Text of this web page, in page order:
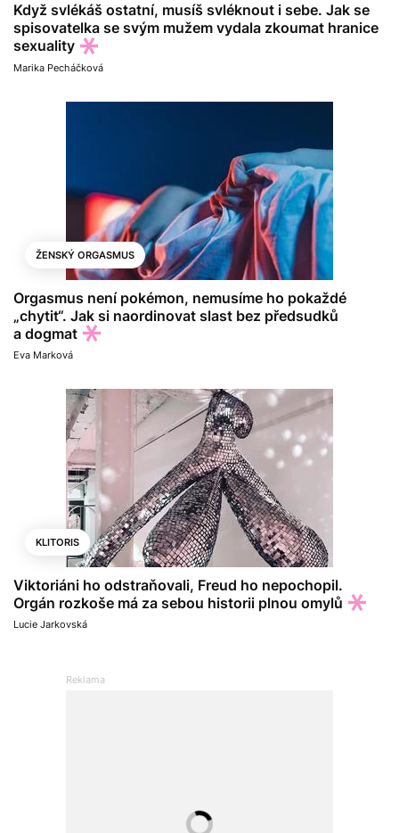
Když svlékáš ostatní, musíš svléknout i sebe. Jak se
spisovatelka se svým mužem vydala zkoumat hranice
sexuality
Marika Pecháčková
ŽENSKÝ ORGASMUS
Orgasmus není pokémon, nemusíme ho pokaždé
„chytit“. Jak si naordinovat slast bez předsudků
a dogmat
Eva Marková
KLITORIS
Viktoriáni ho odstraňovali, Freud ho nepochopil.
Orgán rozkoše má za sebou historii plnou omylů
Lucie Jarkovská